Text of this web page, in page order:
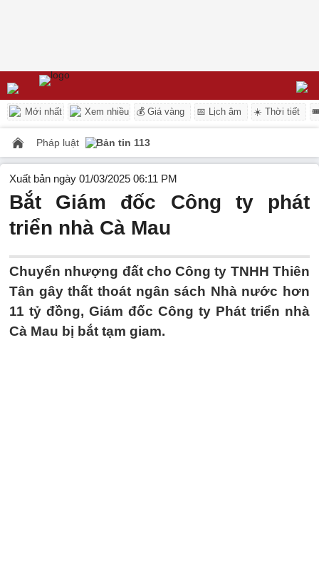
Mới nhất Xem nhiều 💰 Giá vàng 📅 Lịch âm ☀️ Thời tiết
Pháp luật Bản tin 113
Xuất bản ngày 01/03/2025 06:11 PM
Bắt Giám đốc Công ty phát
triển nhà Cà Mau
Chuyển nhượng đất cho Công ty TNHH Thiên
Tân gây thất thoát ngân sách Nhà nước hơn
11 tỷ đồng, Giám đốc Công ty Phát triển nhà
Cà Mau bị bắt tạm giam.